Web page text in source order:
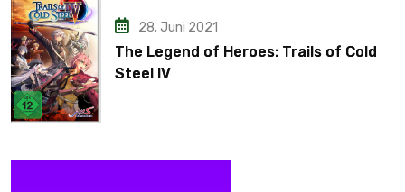
28. Juni 2021
The Legend of Heroes: Trails of Cold
Steel IV